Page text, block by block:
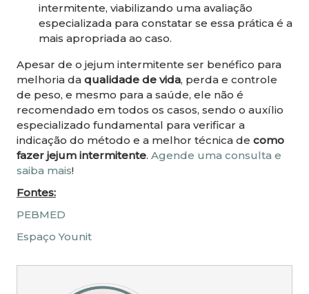
intermitente, viabilizando uma avaliação
especializada para constatar se essa prática é a
mais apropriada ao caso.
Apesar de o jejum intermitente ser benéfico para
melhoria da qualidade de vida, perda e controle
de peso, e mesmo para a saúde, ele não é
recomendado em todos os casos, sendo o auxílio
especializado fundamental para verificar a
indicação do método e a melhor técnica de como
fazer jejum intermitente. Agende uma consulta e
saiba mais!
Fontes:
PEBMED
Espaço Younit